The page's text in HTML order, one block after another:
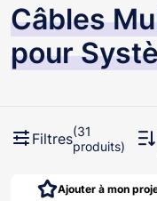
Câbles
pour
Filtres(31
produits)
Ajouter à mon